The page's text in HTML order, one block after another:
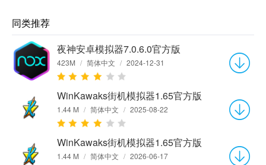
同类推荐
夜神安卓模拟器7.0.6.0官方版
423M / 简体中文 / 2024-12-31
WinKawaks街机模拟器1.65官方版
1.44 M / 简体中文 / 2025-08-22
WinKawaks街机模拟器1.65官方版
1.44 M / 简体中文 / 2026-06-17